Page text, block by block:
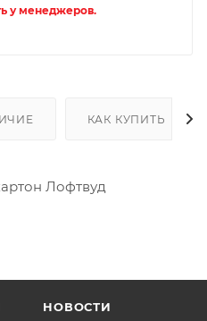
у менеджеров.
КАК КУПИТЬ
Лофтвуд
НОВОСТИ